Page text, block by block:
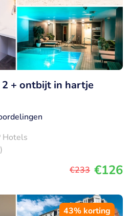
+ ontbijt in hartje
Hotels
€233 €126
43% korting